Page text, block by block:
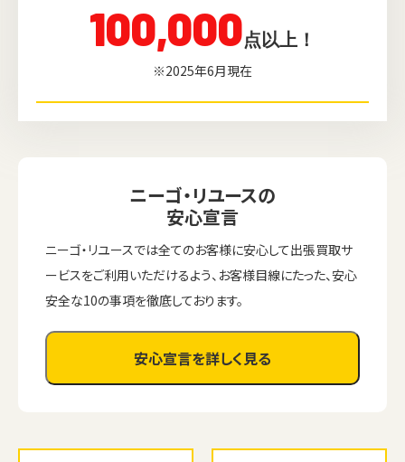
100,000点以上！
※2025年6月現在
ニーゴ・リユースの
安心宣言
ニーゴ・リユースでは全てのお客様に安心して出張買取サ
ービスをご利用いただけるよう、お客様目線にたった、安心
安全な10の事項を徹底しております。
安心宣言を詳しく見る